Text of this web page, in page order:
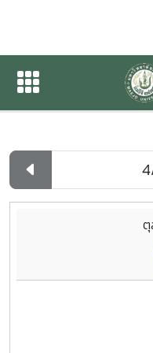
ปฏิทินกิจกรร
ปฏิทินกิจกรรมของหน่ว
ตุ